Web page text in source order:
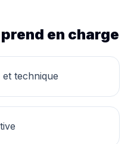
en charge
technique